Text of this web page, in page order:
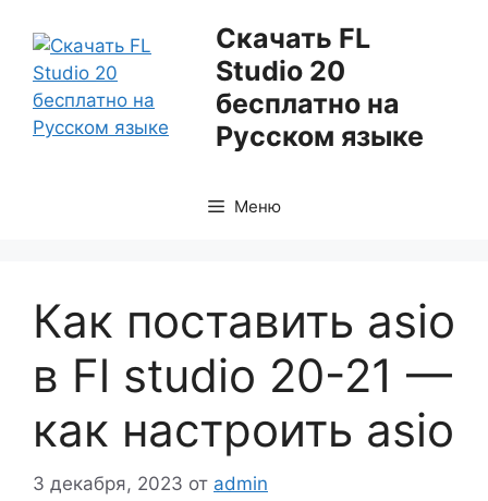
содержимому
Скачать FL
Studio 20
бесплатно на
Русском языке
Меню
Как поставить asio
в Fl studio 20-21 —
как настроить asio
3 декабря, 2023 от admin